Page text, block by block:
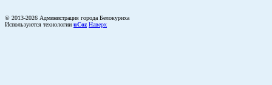
© 2013-2026 Администрация города Белокуриха
Используются технологии uCoz Наверх